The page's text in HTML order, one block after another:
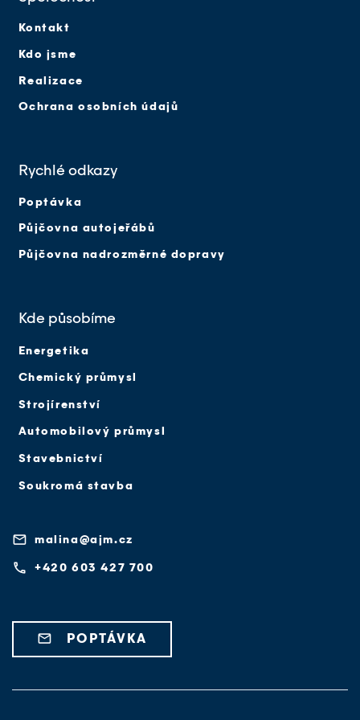
Kontakt
Kdo jsme
Realizace
Ochrana osobních údajů
Rychlé odkazy
Poptávka
Půjčovna autojeřábů
Půjčovna nadrozměrné dopravy
Kde působíme
Energetika
Chemický průmysl
Strojírenství
Automobilový průmysl
Stavebnictví
Soukromá stavba
email malina@ajm.cz
phone +420 603 427 700
email POPTÁVKA